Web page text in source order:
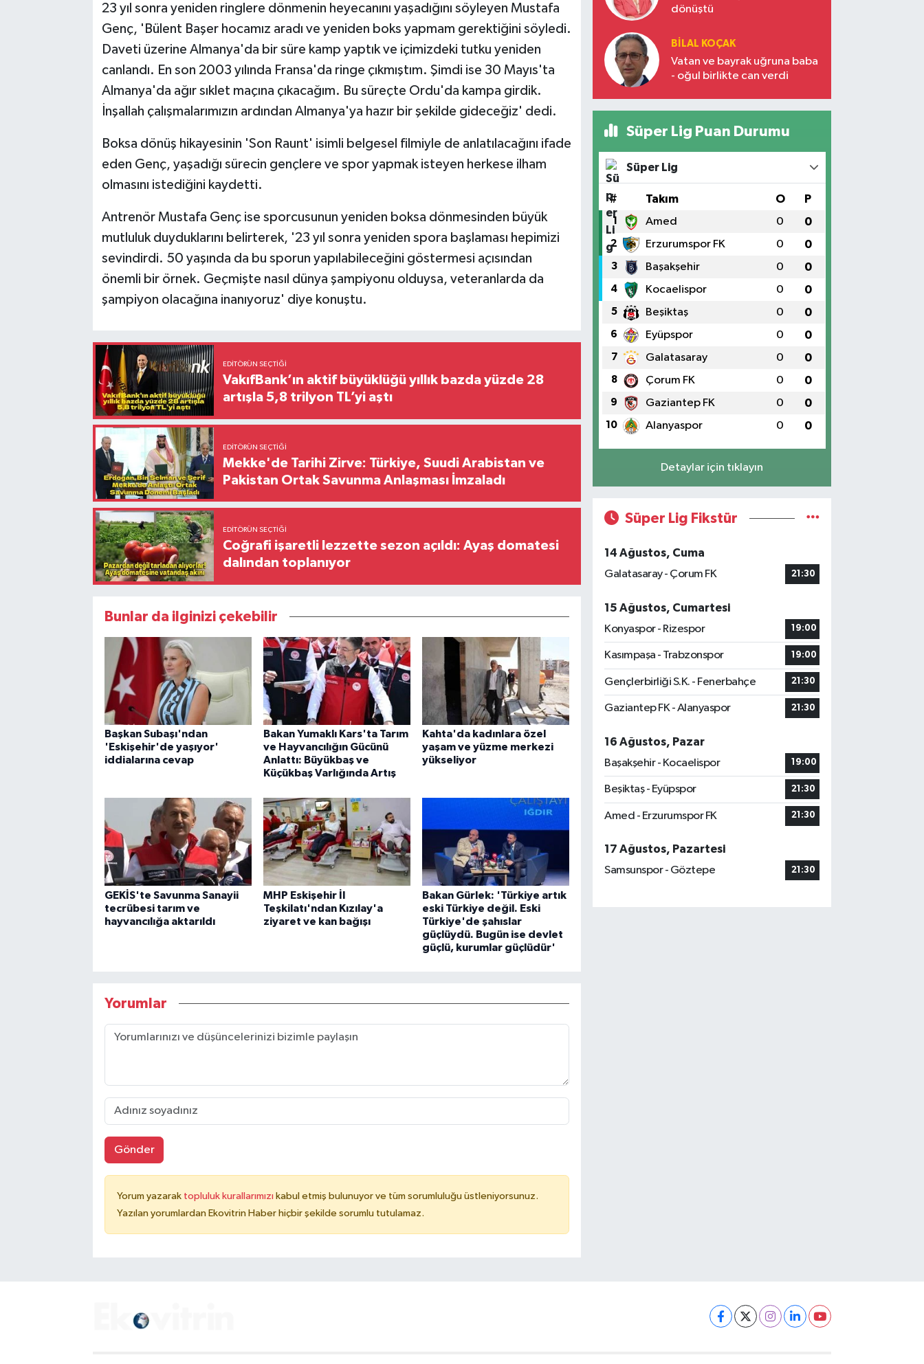
23 yıl sonra yeniden ringlere dönmenin heyecanını yaşadığını söyleyen Mustafa
Genç, 'Bülent Başer hocamız aradı ve yeniden boks yapmam gerektiğini söyledi.
Daveti üzerine Almanya'da bir süre kamp yaptık ve içimizdeki tutku yeniden
canlandı. En son 2003 yılında Fransa'da ringe çıkmıştım. Şimdi ise 30 Mayıs'ta
Almanya'da ağır sıklet maçına çıkacağım. Bu süreçte Ordu'da kampa girdik.
İnşallah çalışmalarımızın ardından Almanya'ya hazır bir şekilde gideceğiz' dedi.
Boksa dönüş hikayesinin 'Son Raunt' isimli belgesel filmiyle de anlatılacağını ifade
eden Genç, yaşadığı sürecin gençlere ve spor yapmak isteyen herkese ilham
olmasını istediğini kaydetti.
Antrenör Mustafa Genç ise sporcusunun yeniden boksa dönmesinden büyük
mutluluk duyduklarını belirterek, '23 yıl sonra yeniden spora başlaması hepimizi
sevindirdi. 50 yaşında da bu sporun yapılabileceğini göstermesi açısından
önemli bir örnek. Geçmişte nasıl dünya şampiyonu olduysa, veteranlarda da
şampiyon olacağına inanıyoruz' diye konuştu.
EDITÖRÜN SEÇTIĞI
VakıfBank’ın aktif büyüklüğü yıllık bazda yüzde 28
artışla 5,8 trilyon TL’yi aştı
EDITÖRÜN SEÇTIĞI
Mekke'de Tarihi Zirve: Türkiye, Suudi Arabistan ve
Pakistan Ortak Savunma Anlaşması İmzaladı
EDITÖRÜN SEÇTIĞI
Coğrafi işaretli lezzette sezon açıldı: Ayaş domatesi
dalından toplanıyor
Bunlar da ilginizi çekebilir
Başkan Subaşı'ndan
'Eskişehir'de yaşıyor'
iddialarına cevap
Bakan Yumaklı Kars'ta Tarım
ve Hayvancılığın Gücünü
Anlattı: Büyükbaş ve
Küçükbaş Varlığında Artış
Kahta'da kadınlara özel
yaşam ve yüzme merkezi
yükseliyor
GEKİS'te Savunma Sanayii
tecrübesi tarım ve
hayvancılığa aktarıldı
MHP Eskişehir İl
Teşkilatı'ndan Kızılay'a
ziyaret ve kan bağışı
Bakan Gürlek: 'Türkiye artık
eski Türkiye değil. Eski
Türkiye'de şahıslar
güçlüydü. Bugün ise devlet
güçlü, kurumlar güçlüdür'
Yorumlar
Gönder
Yorum yazarak topluluk kurallarımızı kabul etmiş bulunuyor ve tüm sorumluluğu üstleniyorsunuz.
Yazılan yorumlardan Ekovitrin Haber hiçbir şekilde sorumlu tutulamaz.
dönüştü
BILAL KOÇAK
Vatan ve bayrak uğruna baba
- oğul birlikte can verdi
Süper Lig Puan Durumu
Süper Lig
# Takım O P
1 Amed 0 0
2 Erzurumspor FK 0 0
3 Başakşehir 0 0
4 Kocaelispor 0 0
5 Beşiktaş 0 0
6 Eyüpspor 0 0
7 Galatasaray 0 0
8 Çorum FK 0 0
9 Gaziantep FK 0 0
10 Alanyaspor 0 0
Detaylar için tıklayın
Süper Lig Fikstür
14 Ağustos, Cuma
Galatasaray - Çorum FK
21:30
15 Ağustos, Cumartesi
Konyaspor - Rizespor
19:00
Kasımpaşa - Trabzonspor 19:00
Gençlerbirliği S.K. - Fenerbahçe 21:30
Gaziantep FK - Alanyaspor 21:30
16 Ağustos, Pazar
Başakşehir - Kocaelispor
19:00
Beşiktaş - Eyüpspor 21:30
Amed - Erzurumspor FK 21:30
17 Ağustos, Pazartesi
Samsunspor - Göztepe
21:30